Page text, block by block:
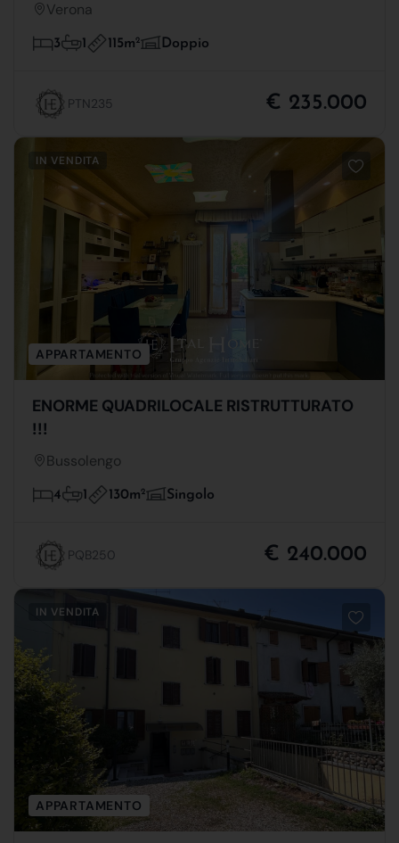
Verona
3 1 115m2 Doppio
PTN235 € 235.000
IN VENDITA
APPARTAMENTO
ENORME QUADRILOCALE RISTRUTTURATO
!!!
Bussolengo
4 1 130m2 Singolo
PQB250 € 240.000
IN VENDITA
APPARTAMENTO